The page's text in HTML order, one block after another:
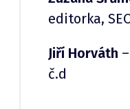
editorka,
Jiří Horváth
č.d